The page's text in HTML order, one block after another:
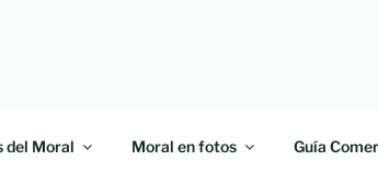
del Moral Moral en fotos Guía